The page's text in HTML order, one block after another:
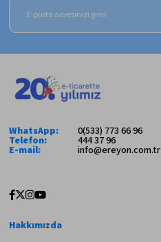
WhatsApp: 0(533) 773 66 96
Telefon: 444 37 96
E-mail: info@ereyon.com.tr
Hakkımızda